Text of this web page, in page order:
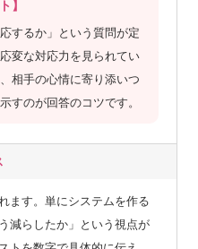
たちの競争力の源泉です。
体制
識した体制づくり】
ずに、AIがプログラミング
ルーが起きました。
プロダクトマネジメントや
】
するか」という質問が定
変な対応力を見られてい
相手の心情に寄り添いつ
すのが回答のコツです。
ます。単にシステムを作る
減らしたか」という視点が